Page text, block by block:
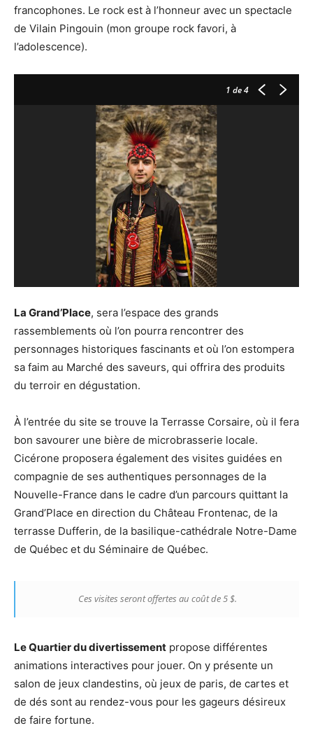
francophones. Le rock est à l’honneur avec un spectacle
de Vilain Pingouin (mon groupe rock favori, à
l’adolescence).
1 de 4
La Grand’Place, sera l’espace des grands
rassemblements où l’on pourra rencontrer des
personnages historiques fascinants et où l’on estompera
sa faim au Marché des saveurs, qui offrira des produits
du terroir en dégustation.
À l’entrée du site se trouve la Terrasse Corsaire, où il fera
bon savourer une bière de microbrasserie locale.
Cicérone proposera également des visites guidées en
compagnie de ses authentiques personnages de la
Nouvelle-France dans le cadre d’un parcours quittant la
Grand’Place en direction du Château Frontenac, de la
terrasse Dufferin, de la basilique-cathédrale Notre-Dame
de Québec et du Séminaire de Québec.
Ces visites seront offertes au coût de 5 $.
Le Quartier du divertissement propose différentes
animations interactives pour jouer. On y présente un
salon de jeux clandestins, où jeux de paris, de cartes et
de dés sont au rendez-vous pour les gageurs désireux
de faire fortune.